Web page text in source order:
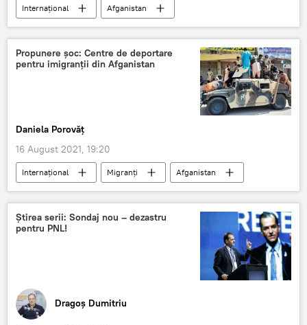
Internaţional Afganistan
Propunere șoc: Centre de deportare
pentru imigranții din Afganistan
Daniela Porovăț
16 August 2021, 19:20
Internaţional Migranți Afganistan
Știrea serii: Sondaj nou – dezastru
pentru PNL!
Dragoș Dumitriu